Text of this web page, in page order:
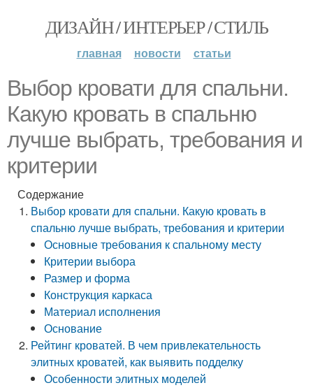
ДИЗАЙН / ИНТЕРЬЕР / СТИЛЬ
главная новости статьи
Выбор кровати для спальни.
Какую кровать в спальню
лучше выбрать, требования и
критерии
Содержание
Выбор кровати для спальни. Какую кровать в
спальню лучше выбрать, требования и критерии
Основные требования к спальному месту
Критерии выбора
Размер и форма
Конструкция каркаса
Материал исполнения
Основание
Рейтинг кроватей. В чем привлекательность
элитных кроватей, как выявить подделку
Особенности элитных моделей